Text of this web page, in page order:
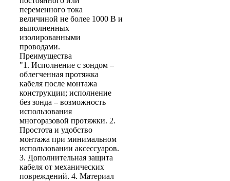
переменного тока
величиной не более 1000 В и
выполненных
изолированными
проводами.
Преимущества
"1. Исполнение с зондом –
облегченная протяжка
кабеля после монтажа
конструкции; исполнение
без зонда – возможность
использования
многоразовой протяжки. 2.
Простота и удобство
монтажа при минимальном
использовании аксессуаров.
3. Дополнительная защита
кабеля от механических
повреждений. 4. Материал